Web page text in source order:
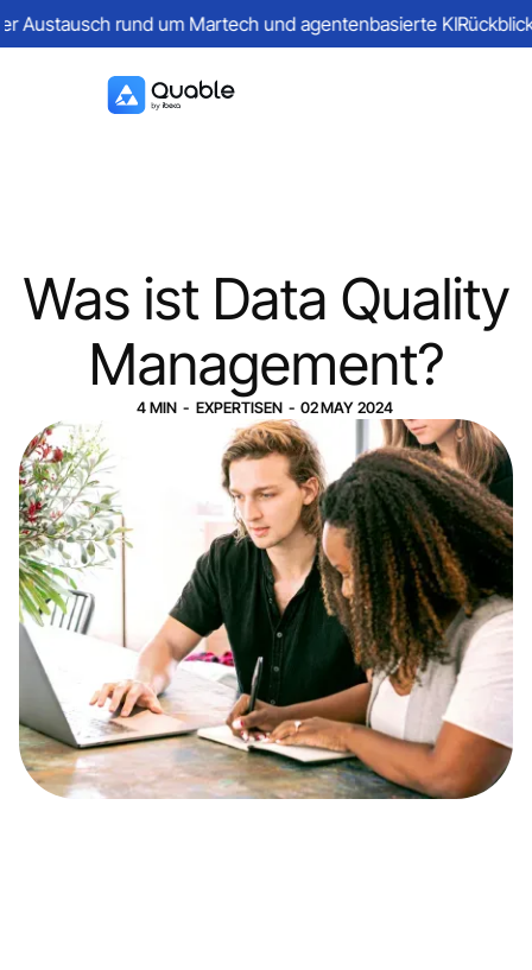
Was ist Data Quality
Management?
4 MIN - EXPERTISEN - 02MAY 2024
rund um Martech und agentenbasierte KIRückblick